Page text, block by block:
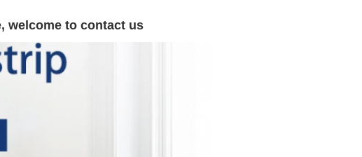
welcome to contact us